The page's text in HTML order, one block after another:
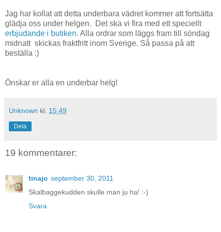
Jag har kollat att detta underbara vädret kommer att fortsätta
glädja oss under helgen. Det ska vi fira med ett speciellt
erbjudande i butiken. Alla ordrar som läggs fram till söndag
midnatt skickas fraktfritt inom Sverige. Så passa på att
beställa :)
Önskar er alla en underbar helg!
Unknown kl. 15:49
Dela
19 kommentarer:
tinajo september 30, 2011
Skalbaggekudden skulle man ju ha! :-)
Svara